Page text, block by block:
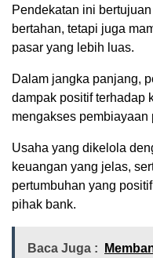
Pendekatan ini
bertahan, tetapi juga
pasar yang lebih luas.
Dalam jangka panjang,
dampak positif terhadap
mengakses pembiayaan
Usaha yang dikelola
keuangan yang jelas,
pertumbuhan yang
pihak bank.
Baca Juga :